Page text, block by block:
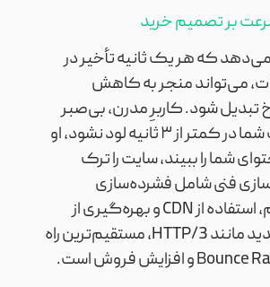
بر تصمیم خرید
که هر یک ثانیه تأخیر در
می‌تواند منجر به کاهش
شود. کاربرِ مدرن، بی‌صبر
است؛ اگر سایت شما در کمتر از ۳ ثانیه لود نشود، او
شما را ببیند، سایت را ترک
فنی شامل فشرده‌سازی
فایل‌های حجیم، استفاده از CDN و بهره‌گیری از
پروتکل‌های جدید مانند HTTP/3، مستقیم‌ترین راه